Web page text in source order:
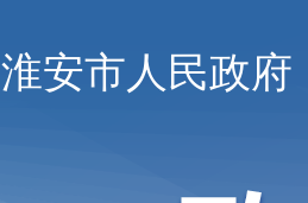
淮安市人民政府